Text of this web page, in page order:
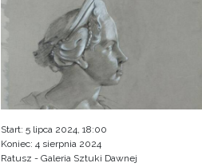
Start: 5 lipca 2024, 18:00
Koniec: 4 sierpnia 2024
Ratusz - Galeria Sztuki Dawnej